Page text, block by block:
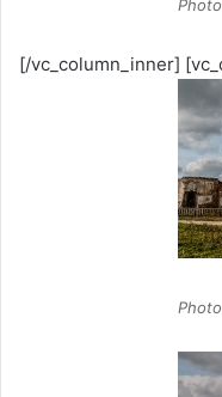
[/vc_column_inner]